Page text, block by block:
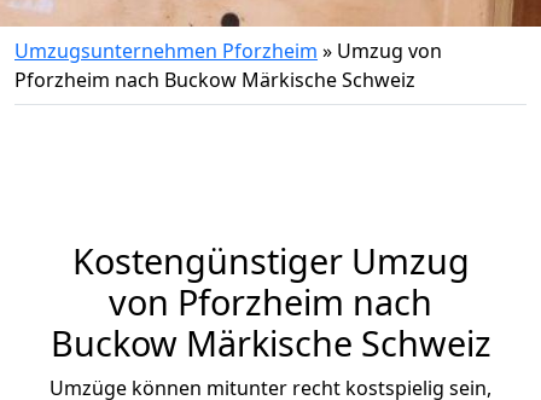
Umzugsunternehmen Pforzheim » Umzug von
Pforzheim nach Buckow Märkische Schweiz
Kostengünstiger Umzug
von Pforzheim nach
Buckow Märkische Schweiz
Umzüge können mitunter recht kostspielig sein,